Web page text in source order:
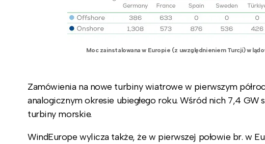
Moc zainstalowana w Europie (z uwzględnieniem Turcji) w
Zamówienia na nowe turbiny wiatrowe w pierwszym
analogicznym okresie ubiegłego roku. Wśród nich 7,4
turbiny morskie.
WindEurope wylicza także, że w pierwszej połowie br. w